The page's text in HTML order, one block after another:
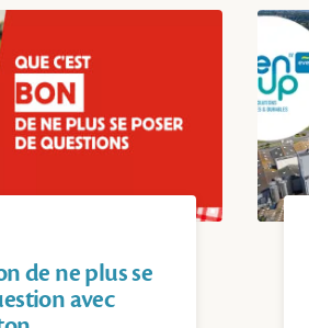
de ne plus se
avec